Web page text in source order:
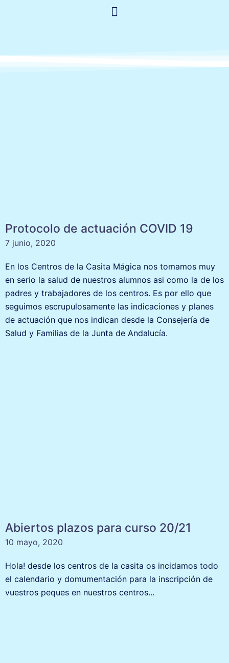
Protocolo de actuación COVID 19
7 junio, 2020
En los Centros de la Casita Mágica nos tomamos muy
en serio la salud de nuestros alumnos asi como la de los
padres y trabajadores de los centros. Es por ello que
seguimos escrupulosamente las indicaciones y planes
de actuación que nos indican desde la Consejería de
Salud y Familias de la Junta de Andalucía.
Abiertos plazos para curso 20/21
10 mayo, 2020
Hola! desde los centros de la casita os incidamos todo
el calendario y domumentación para la inscripción de
vuestros peques en nuestros centros...